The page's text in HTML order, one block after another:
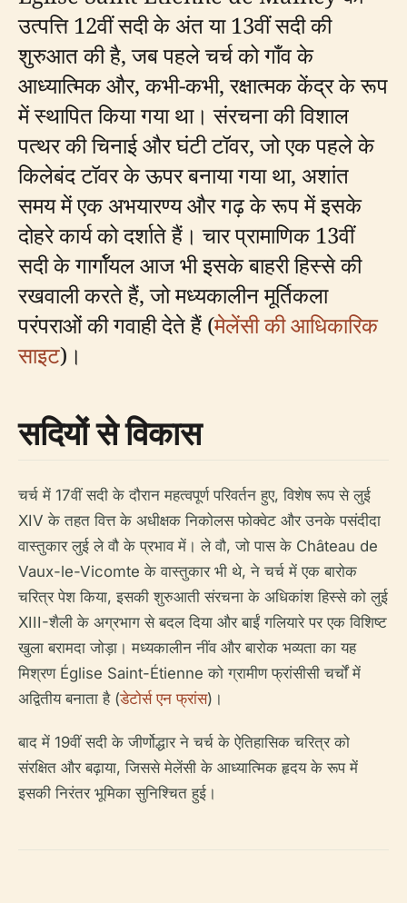
उत्पत्ति 12वीं सदी के अंत या 13वीं सदी की
शुरुआत की है, जब पहले चर्च को गाँव के
आध्यात्मिक और, कभी-कभी, रक्षात्मक केंद्र के रूप
में स्थापित किया गया था। संरचना की विशाल
पत्थर की चिनाई और घंटी टॉवर, जो एक पहले के
किलेबंद टॉवर के ऊपर बनाया गया था, अशांत
समय में एक अभयारण्य और गढ़ के रूप में इसके
दोहरे कार्य को दर्शाते हैं। चार प्रामाणिक 13वीं
सदी के गार्गॉयल आज भी इसके बाहरी हिस्से की
रखवाली करते हैं, जो मध्यकालीन मूर्तिकला
परंपराओं की गवाही देते हैं (मेलेंसी की आधिकारिक
साइट)।
सदियों से विकास
चर्च में 17वीं सदी के दौरान महत्वपूर्ण परिवर्तन हुए, विशेष रूप से लुई
XIV के तहत वित्त के अधीक्षक निकोलस फोक्वेट और उनके पसंदीदा
वास्तुकार लुई ले वौ के प्रभाव में। ले वौ, जो पास के Château de
Vaux-le-Vicomte के वास्तुकार भी थे, ने चर्च में एक बारोक
चरित्र पेश किया, इसकी शुरुआती संरचना के अधिकांश हिस्से को लुई
XIII-शैली के अग्रभाग से बदल दिया और बाईं गलियारे पर एक विशिष्ट
खुला बरामदा जोड़ा। मध्यकालीन नींव और बारोक भव्यता का यह
मिश्रण Église Saint-Étienne को ग्रामीण फ्रांसीसी चर्चों में
अद्वितीय बनाता है (डेटोर्स एन फ्रांस)।
बाद में 19वीं सदी के जीर्णोद्धार ने चर्च के ऐतिहासिक चरित्र को
संरक्षित और बढ़ाया, जिससे मेलेंसी के आध्यात्मिक हृदय के रूप में
इसकी निरंतर भूमिका सुनिश्चित हुई।